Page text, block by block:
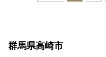
群馬県高崎市